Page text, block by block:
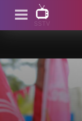
SSTV